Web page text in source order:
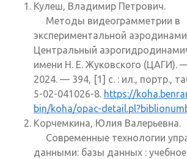
Кулеш, Владимир Петрович.
Методы видеограмметрии в
экспериментальной
Центральный
имени Н. Е. Жуковского (ЦАГИ).
2024. — 394, [1] с. : ил., портр.,
5-02-041026-8. https://
bin/koha/opac-
Корчемкина, Юлия Валерьевна.
Современные технологии
данными: базы данных :